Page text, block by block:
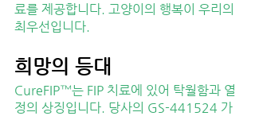
료를 제공합니다. 고양이의 행복이 우리의
최우선입니다.
희망의 등대
CureFIP™는 FIP 치료에 있어 탁월함과 열
정의 상징입니다. 당사의 GS-441524 가